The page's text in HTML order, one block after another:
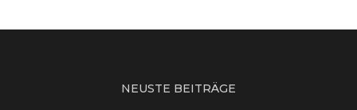
NEUSTE BEITRÄGE